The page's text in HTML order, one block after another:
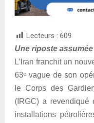
Lecteurs : 609
Une riposte
L’Iran franchit un
63ᵉ vague de son
le Corps des
(IRGC) a revendiqué
installations